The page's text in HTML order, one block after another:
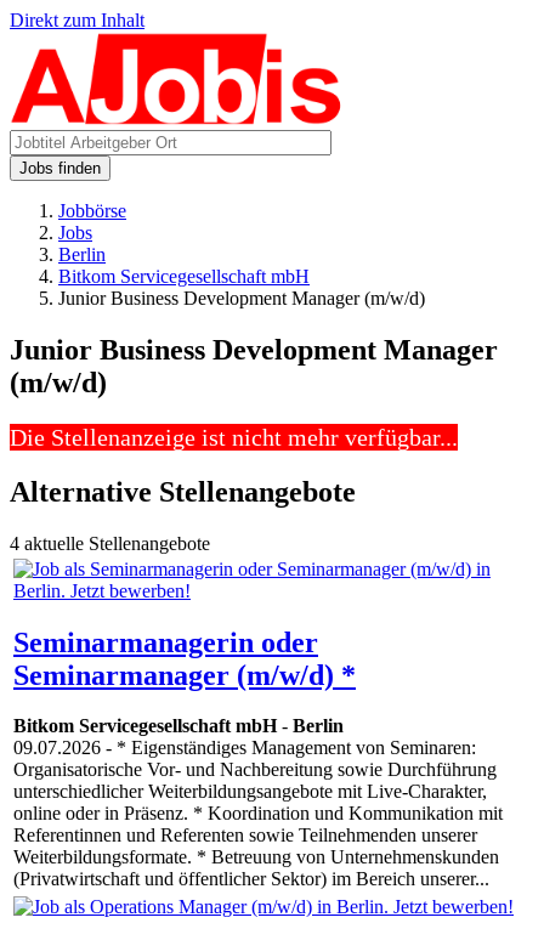
Direkt zum Inhalt
Jobs finden
Jobbörse
Jobs
Berlin
Bitkom Servicegesellschaft mbH
Junior Business Development Manager (m/w/d)
Junior Business Development Manager
(m/w/d)
Die Stellenanzeige ist nicht mehr verfügbar...
Alternative Stellenangebote
4 aktuelle Stellenangebote
Seminarmanagerin oder
Seminarmanager (m/w/d) *
Bitkom Servicegesellschaft mbH- Berlin
09.07.2026 - * Eigenständiges Management von Seminaren:
Organisatorische Vor- und Nachbereitung sowie Durchführung
unterschiedlicher Weiterbildungsangebote mit Live-Charakter,
online oder in Präsenz. * Koordination und Kommunikation mit
Referentinnen und Referenten sowie Teilnehmenden unserer
Weiterbildungsformate. * Betreuung von Unternehmenskunden
(Privatwirtschaft und öffentlicher Sektor) im Bereich unserer...